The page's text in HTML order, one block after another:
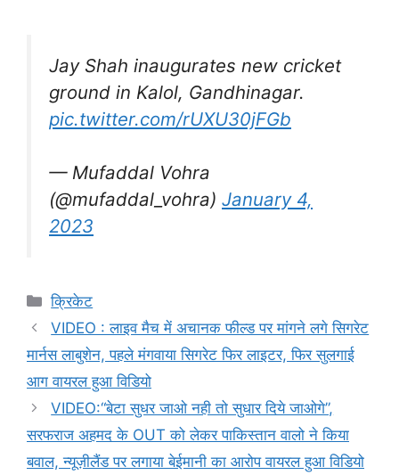
Jay Shah inaugurates new cricket
ground in Kalol, Gandhinagar.
pic.twitter.com/rUXU30jFGb
— Mufaddal Vohra
(@mufaddal_vohra) January 4,
2023
Categories
क्रिकेट
VIDEO : लाइव मैच में अचानक फील्ड पर मांगने लगे सिगरेट
मार्नस लाबुशेन, पहले मंगवाया सिगरेट फिर लाइटर, फिर सुलगाई
आग वायरल हुआ विडियो
VIDEO:“बेटा सुधर जाओ नही तो सुधार दिये जाओगे”,
सरफराज अहमद के OUT को लेकर पाकिस्तान वालो ने किया
बवाल, न्यूज़ीलैंड पर लगाया बेईमानी का आरोप वायरल हुआ विडियो